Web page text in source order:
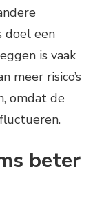
doel een
is vaak
meer risico’s
omdat de
beter